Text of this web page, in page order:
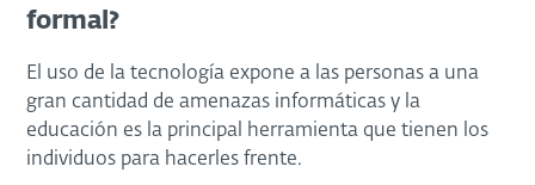
formal?
El uso de la tecnología expone a las personas a una
gran cantidad de amenazas informáticas y la
educación es la principal herramienta que tienen los
individuos para hacerles frente.